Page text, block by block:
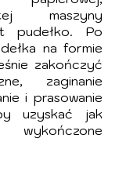
maszyny
pudełko. Po
na formie
zakończyć
zaginanie
i prasowanie
uzyskać jak
wykończone